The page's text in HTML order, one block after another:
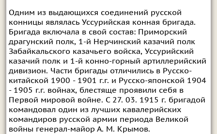
Одним из выдающихся соединений русской
конницы являлась Уссурийская конная бригада.
Бригада включала в свой состав: Приморский
драгунский полк, 1-й Нерчинский казачий полк
Забайкальского казачьего войска, Уссурийский
казачий полк и 1-й конно-горный артиллерийский
дивизион. Части бригады отличились в Русско-
китайской 1900 - 1901 г.г. и Русско-японской 1904
- 1905 г.г. войнах, блестяще проявили себя в
Первой мировой войне. С 27. 03. 1915 г. бригадой
командовал один из лучших кавалерийских
командиров русской армии периода Великой
войны генерал-майор А. М. Крымов.